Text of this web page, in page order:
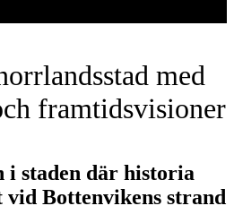
med
framtidsvisioner
i staden där historia
Bottenvikens strand